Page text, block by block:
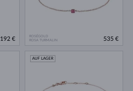
192 €
ROSÉGOLD
ROSA TURMALIN
535 €
AUF LAGER